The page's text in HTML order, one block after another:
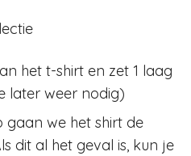
het t-shirt en zet 1 laag
later weer nodig)
gaan we het shirt de
dit al het geval is, kun je